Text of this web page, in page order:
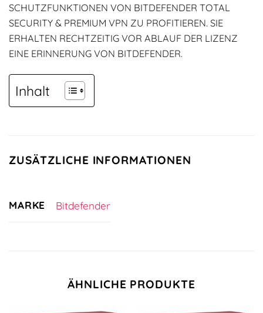
SCHUTZFUNKTIONEN VON BITDEFENDER TOTAL
SECURITY & PREMIUM VPN ZU PROFITIEREN. SIE
ERHALTEN RECHTZEITIG VOR ABLAUF DER LIZENZ
EINE ERINNERUNG VON BITDEFENDER.
Inhalt
ZUSÄTZLICHE INFORMATIONEN
MARKE Bitdefender
ÄHNLICHE PRODUKTE